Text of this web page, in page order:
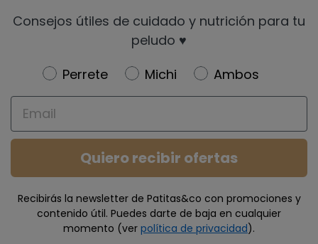
Consejos útiles de cuidado y nutrición para tu
peludo ♥️
Newsletter
Perrete Michi
Ambos
Email
Quiero recibir ofertas
Recibirás la newsletter de Patitas&co con promociones y
contenido útil. Puedes darte de baja en cualquier
momento (ver política de privacidad).